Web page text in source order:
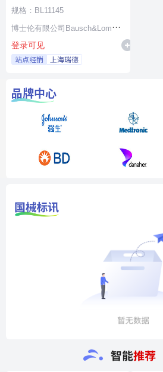
规格：BL11145
博士伦有限公司Bausch&Lomb
Incorporated
登录可见
站点经销 上海瑞德
品牌中心